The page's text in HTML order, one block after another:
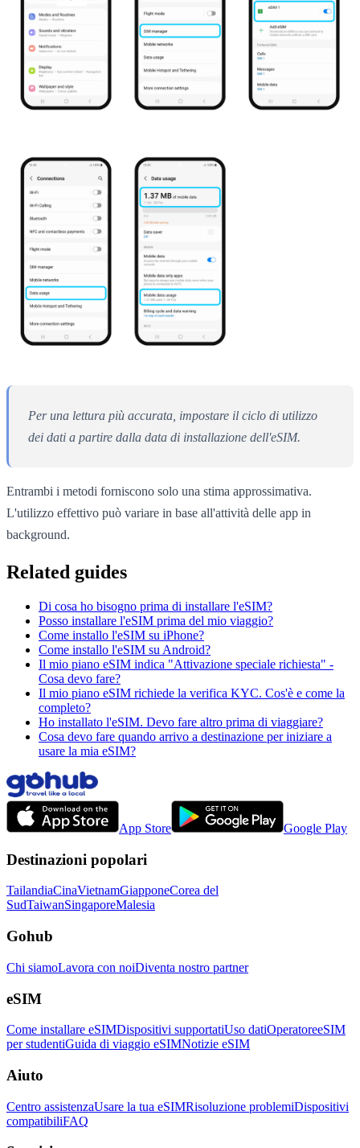
Per una lettura più accurata, impostare il ciclo di utilizzo
dei dati a partire dalla data di installazione dell'eSIM.
Entrambi i metodi forniscono solo una stima approssimativa.
L'utilizzo effettivo può variare in base all'attività delle app in
background.
Related guides
Di cosa ho bisogno prima di installare l'eSIM?
Posso installare l'eSIM prima del mio viaggio?
Come installo l'eSIM su iPhone?
Come installo l'eSIM su Android?
Il mio piano eSIM indica "Attivazione speciale richiesta" -
Cosa devo fare?
Il mio piano eSIM richiede la verifica KYC. Cos'è e come la
completo?
Ho installato l'eSIM. Devo fare altro prima di viaggiare?
Cosa devo fare quando arrivo a destinazione per iniziare a
usare la mia eSIM?
App Store Google Play
Destinazioni popolari
TailandiaCinaVietnamGiapponeCorea del
SudTaiwanSingaporeMalesia
Gohub
Chi siamoLavora con noiDiventa nostro partner
eSIM
Come installare eSIMDispositivi supportatiUso datiOperatoreeSIM
per studentiGuida di viaggio eSIMNotizie eSIM
Aiuto
Centro assistenzaUsare la tua eSIMRisoluzione problemiDispositivi
compatibiliFAQ